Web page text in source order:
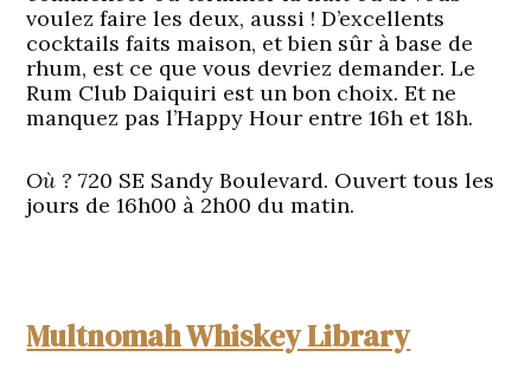
voulez faire les deux, aussi ! D’excellents
cocktails faits maison, et bien sûr à base de
rhum, est ce que vous devriez demander. Le
Rum Club Daiquiri est un bon choix. Et ne
manquez pas l’Happy Hour entre 16h et 18h.
Où ? 720 SE Sandy Boulevard. Ouvert tous les
jours de 16h00 à 2h00 du matin.
Multnomah Whiskey Library